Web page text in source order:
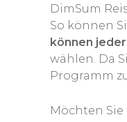
DimSum
So können
können
wählen. Da
Programm
Möchten